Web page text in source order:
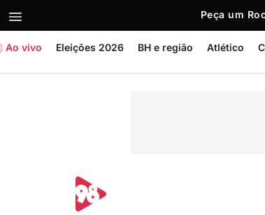
Peça um
Ao vivo Eleições 2026 BH e região Atlético